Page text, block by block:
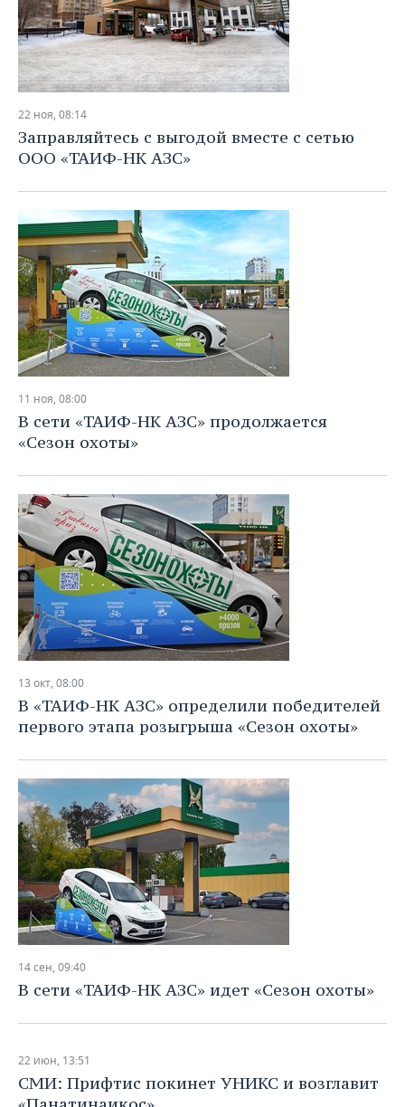
22 ноя, 08:14
Заправляйтесь с выгодой вместе с сетью
ООО «ТАИФ-НК АЗС»
11 ноя, 08:00
В сети «ТАИФ-НК АЗС» продолжается
«Сезон охоты»
13 окт, 08:00
В «ТАИФ-НК АЗС» определили победителей
первого этапа розыгрыша «Сезон охоты»
14 сен, 09:40
В сети «ТАИФ-НК АЗС» идет «Сезон охоты»
22 июн, 13:51
СМИ: Прифтис покинет УНИКС и возглавит